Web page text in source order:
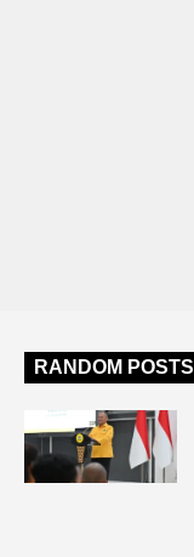
RANDOM POSTS